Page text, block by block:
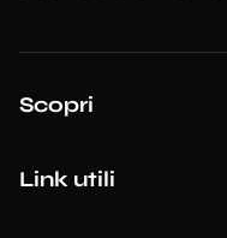
Scopri
Link utili